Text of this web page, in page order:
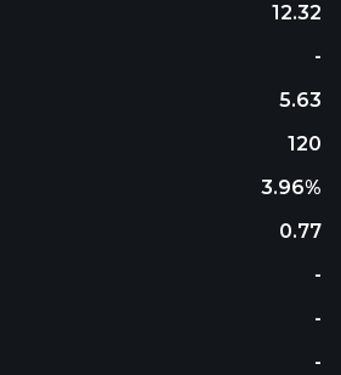
12.32
-
5.63
120
3.96%
0.77
-
-
-